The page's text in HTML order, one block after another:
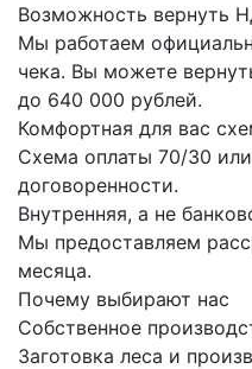
Возможность вернуть
Мы работаем
чека. Вы можете
до 640 000 рублей.
Комфортная для вас
Схема оплаты 70/30
договоренности.
Внутренняя, а не
Мы предоставляем
месяца.
Почему выбирают нас
Собственное
Заготовка леса и